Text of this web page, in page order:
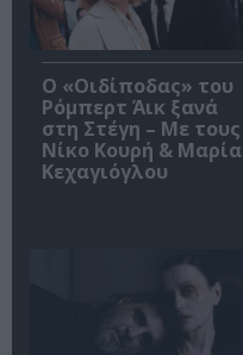
O «Οιδίποδας» του
Ρόμπερτ Άικ ξανά
στη Στέγη – Με τους
Νίκο Κουρή & Μαρία
Κεχαγιόγλου